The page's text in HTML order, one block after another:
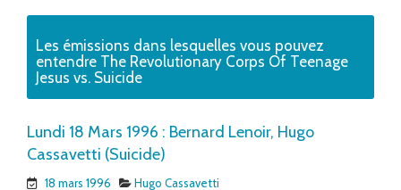
Les émissions dans lesquelles vous pouvez
entendre The Revolutionary Corps Of Teenage
Jesus vs. Suicide
Lundi 18 Mars 1996 : Bernard Lenoir, Hugo
Cassavetti (Suicide)
18 mars 1996 Hugo Cassavetti